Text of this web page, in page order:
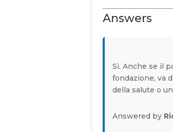
Answers
Sì. Anche se il
fondazione, va
della salute o
Answered by